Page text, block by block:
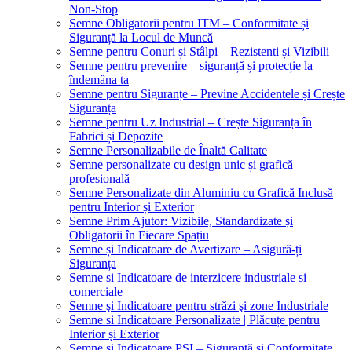
Non-Stop
Semne Obligatorii pentru ITM – Conformitate și
Siguranță la Locul de Muncă
Semne pentru Conuri și Stâlpi – Rezistenti și Vizibili
Semne pentru prevenire – siguranță și protecție la
îndemâna ta
Semne pentru Siguranțe – Previne Accidentele și Crește
Siguranța
Semne pentru Uz Industrial – Crește Siguranța în
Fabrici și Depozite
Semne Personalizabile de Înaltă Calitate
Semne personalizate cu design unic și grafică
profesională
Semne Personalizate din Aluminiu cu Grafică Inclusă
pentru Interior și Exterior
Semne Prim Ajutor: Vizibile, Standardizate și
Obligatorii în Fiecare Spațiu
Semne și Indicatoare de Avertizare – Asigură-ți
Siguranța
Semne si Indicatoare de interzicere industriale si
comerciale
Semne şi Indicatoare pentru străzi şi zone Industriale
Semne si Indicatoare Personalizate | Plăcuțe pentru
Interior și Exterior